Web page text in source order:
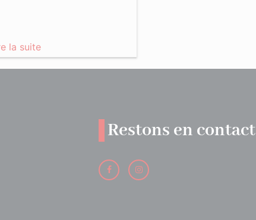
la suite
Restons en contact